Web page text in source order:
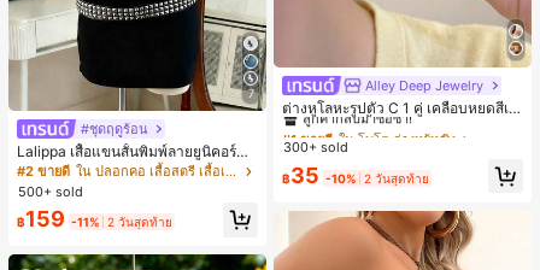
7
#ชุดฤดูร้อน
Lalippa เสื้อแขนสั้นพิมพ์ลายยูนิคอร์นล
ายทางสีตัดกันสำหรับผู้หญิง สไตล์วิทย
าลัย
#2 ขายดี
ใน ปลอกคอ เสื้อสตรี เสื้อเบลาส์ & Tee
500+ sold
฿159 -11% 2 วันสุดท้าย
Alley Deep Jewelry
ต่างหูโลหะรูปตัว C 1 คู่ เคลือบหยดสีเห
ลือง ลายจุดสีน้ำเงิน สไตล์ยุโรปและอเม
ริกัน แฟชั่นส่วนตัว หวานและสง่างาม
ดินทาง งานแต่งงาน ปาร์ตี้ วันเกิด ของ
#1 ขายดี ใน โบโฮ ต่างหูผู้หญิง
ลูกค้ากลับมาซื้อซ้ำ!
เกือบหมดแล้ว!
#1 ขายดี ใน โบโฮ ต่างหูผู้หญิง
ลูกค้ากลับมาซื้อซ้ำ!
เกือบหมดแล้ว!
#1 ขายดี ใน โบโฮ ต่างหูผู้หญิง
ลูกค้ากลับมาซื้อซ้ำ!
เกือบหมดแล้ว!
#1 ขายดี
ใน โบโฮ ต่างหูผู้หญิง
เกือบหมดแล้ว!
300+ sold
฿35 -10% 2 วันสุดท้าย